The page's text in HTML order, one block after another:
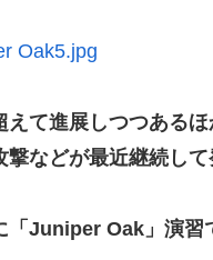
えて進展しつつある
撃などが最近継続し
「Juniper Oak」演習